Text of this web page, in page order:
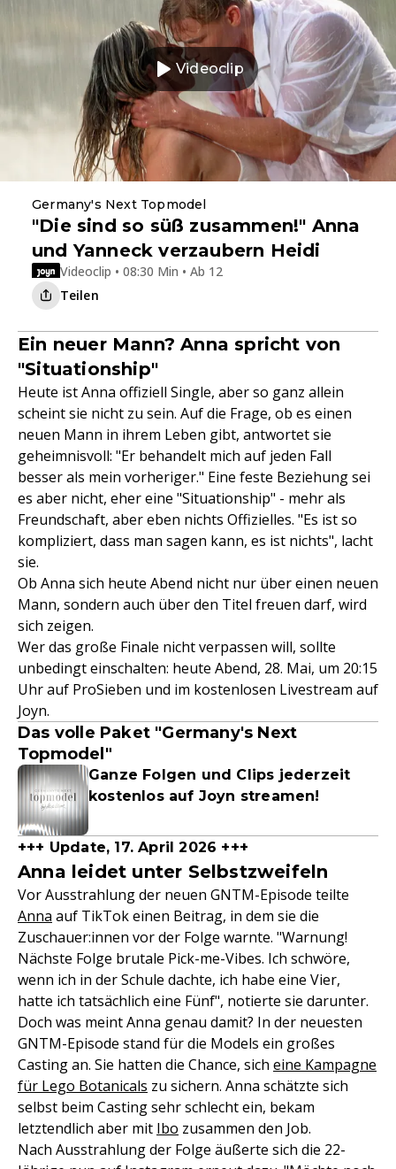
Videoclip
Germany's Next Topmodel
"Die sind so süß zusammen!" Anna
und Yanneck verzaubern Heidi
Videoclip • 08:30 Min • Ab 12
Teilen
Ein neuer Mann? Anna spricht von
"Situationship"
Heute ist Anna offiziell Single, aber so ganz allein
scheint sie nicht zu sein. Auf die Frage, ob es einen
neuen Mann in ihrem Leben gibt, antwortet sie
geheimnisvoll: "Er behandelt mich auf jeden Fall
besser als mein vorheriger." Eine feste Beziehung sei
es aber nicht, eher eine "Situationship" - mehr als
Freundschaft, aber eben nichts Offizielles. "Es ist so
kompliziert, dass man sagen kann, es ist nichts", lacht
sie.
Ob Anna sich heute Abend nicht nur über einen neuen
Mann, sondern auch über den Titel freuen darf, wird
sich zeigen.
Wer das große Finale nicht verpassen will, sollte
unbedingt einschalten: heute Abend, 28. Mai, um 20:15
Uhr auf ProSieben und im kostenlosen Livestream auf
Joyn.
Das volle Paket "Germany's Next
Topmodel"
Ganze Folgen und Clips jederzeit
kostenlos auf Joyn streamen!
+++ Update, 17. April 2026 +++
Anna leidet unter Selbstzweifeln
Vor Ausstrahlung der neuen GNTM-Episode teilte
Anna auf TikTok einen Beitrag, in dem sie die
Zuschauer:innen vor der Folge warnte. "Warnung!
Nächste Folge brutale Pick-me-Vibes. Ich schwöre,
wenn ich in der Schule dachte, ich habe eine Vier,
hatte ich tatsächlich eine Fünf", notierte sie darunter.
Doch was meint Anna genau damit? In der neuesten
GNTM-Episode stand für die Models ein großes
Casting an. Sie hatten die Chance, sich eine Kampagne
für Lego Botanicals zu sichern. Anna schätzte sich
selbst beim Casting sehr schlecht ein, bekam
letztendlich aber mit Ibo zusammen den Job.
Nach Ausstrahlung der Folge äußerte sich die 22-